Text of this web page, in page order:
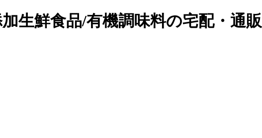
生鮮食品/有機調味料の宅配・通販